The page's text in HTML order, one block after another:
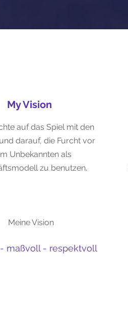
My Vision
auf das Spiel mit den
darauf, die Furcht vor
Unbekannten als
zu benutzen.
Meine Vision
maßvoll - respektvoll